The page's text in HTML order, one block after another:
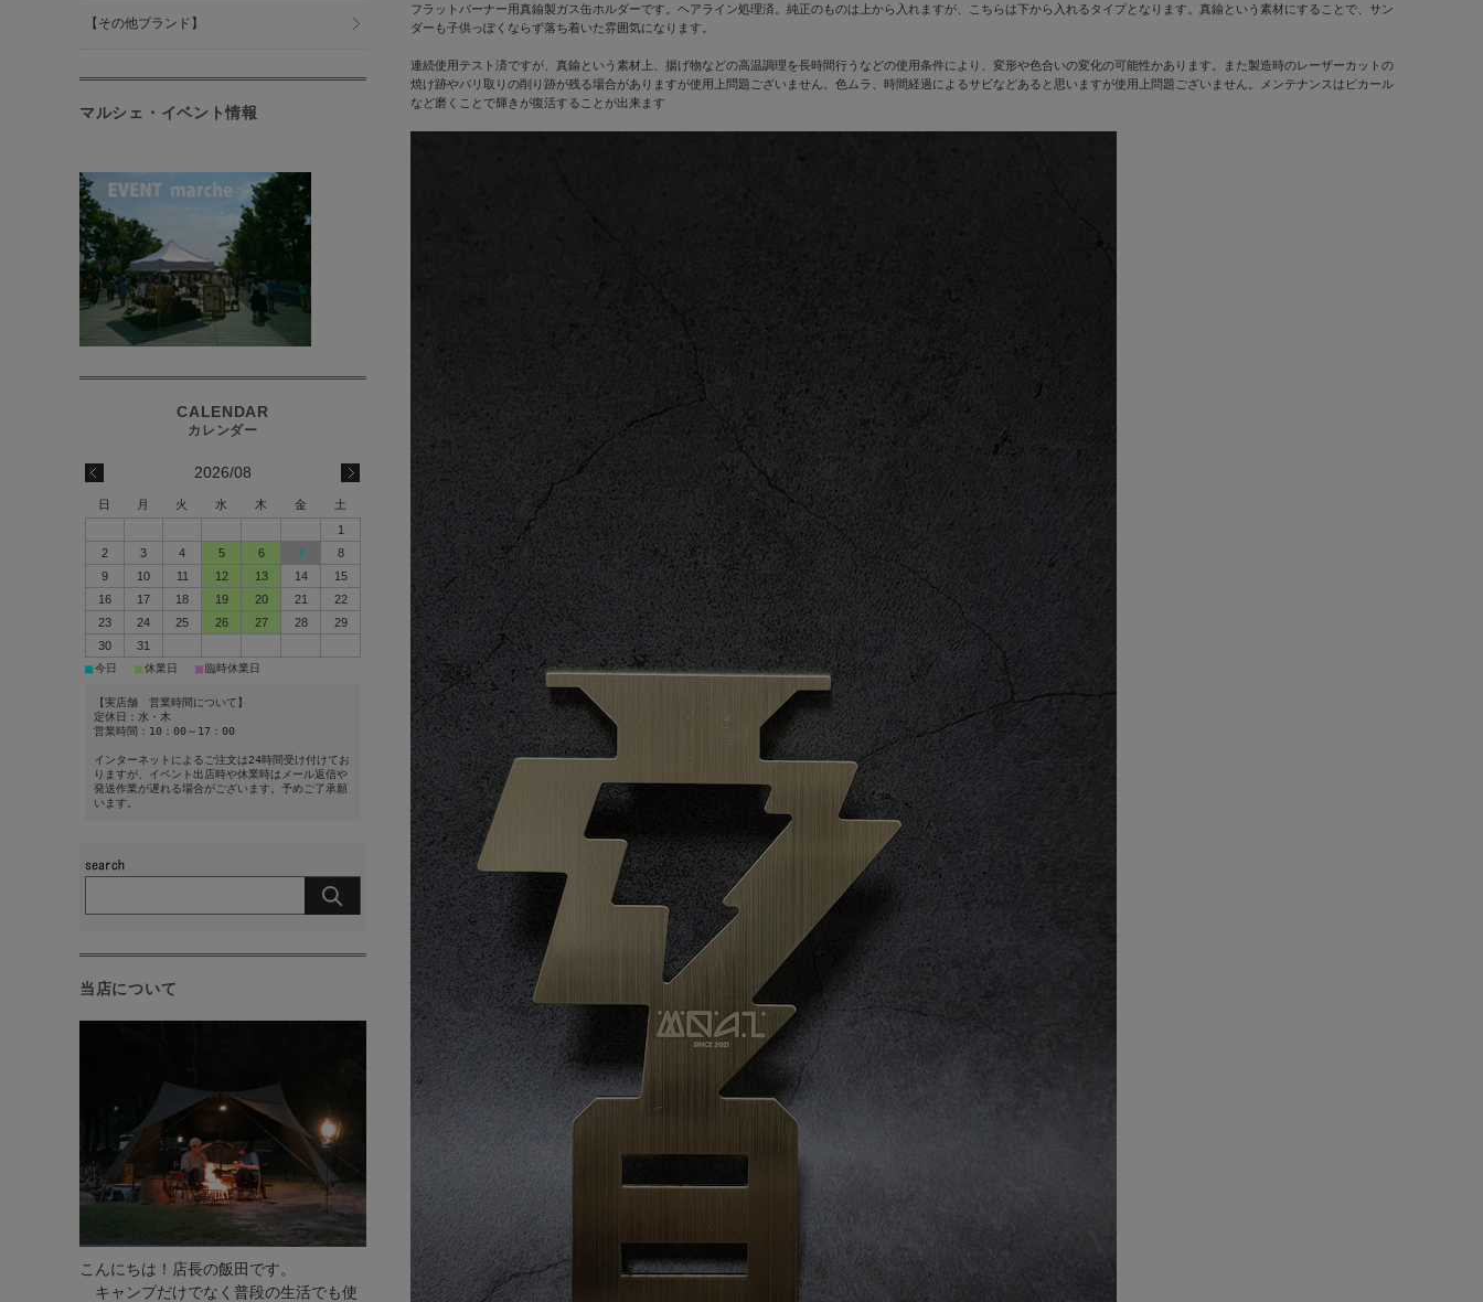
フラットバーナー用真鍮製ガス缶ホルダーです。ヘアライン処理済。純正のものは上から入れますが、こちらは下から入れるタイプとなります。真鍮という素材にすることで、サン
ダーも子供っぽくならず落ち着いた雰囲気になります。
連続使用テスト済ですが、真鍮という素材上、揚げ物などの高温調理を長時間行うなどの使用条件により、変形や色合いの変化の可能性かあります。また製造時のレーザーカットの
焼け跡やバリ取りの削り跡が残る場合がありますが使用上問題ございません。色ムラ、時間経過によるサビなどあると思いますが使用上問題ございません。メンテナンスはピカール
など磨くことで輝きが復活することが出来ます
【その他ブランド】
マルシェ・イベント情報
2026/08
日 月 火 水 木 金
土
1
2
3 4 5 6 7
8
9
10 11 12 13 14
15
16
17 18 19 20 21
22
23
24 25 26 27 28
29
30
31
■今日 ■休業日 ■臨時休業日
【実店舗 営業時間について】
定休日：水・木
営業時間：10：00～17：00
インターネットによるご注文は24時間受け付けてお
りますが、イベント出店時や休業時はメール返信や
発送作業が遅れる場合がございます。予めご了承願
います。
当店について
こんにちは！店長の飯田です。
キャンプだけでなく普段の生活でも使